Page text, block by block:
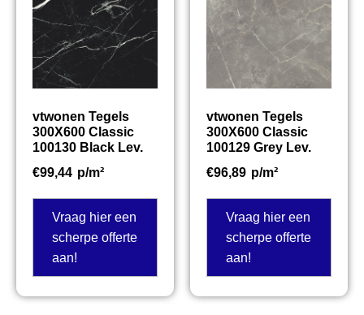
vtwonen Tegels
300X600 Classic
100130 Black Lev.
€99,44 p/m²
Vraag hier een
scherpe offerte
aan!
vtwonen Tegels
300X600 Classic
100129 Grey Lev.
€96,89 p/m²
Vraag hier een
scherpe offerte
aan!